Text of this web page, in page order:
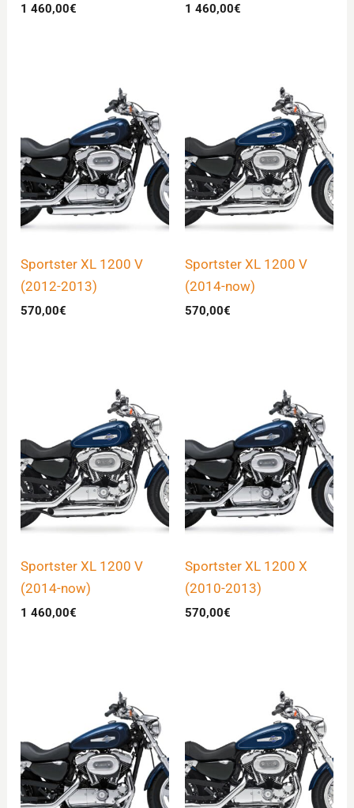
1 460,00€ 1 460,00€
Sportster XL 1200 V
(2012-2013)
570,00€
Sportster XL 1200 V
(2014-now)
570,00€
Sportster XL 1200 V
(2014-now)
1 460,00€
Sportster XL 1200 X
(2010-2013)
570,00€